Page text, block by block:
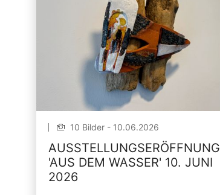
10 Bilder - 10.06.2026
AUSSTELLUNGSERÖFFNUNG
'AUS DEM WASSER' 10. JUNI
2026